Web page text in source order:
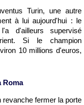
Turin, une autre
à lui aujourd'hui : le
d'ailleurs supervisé
Si le champion
10 millions d'euros,
Roma
revanche fermer la porte